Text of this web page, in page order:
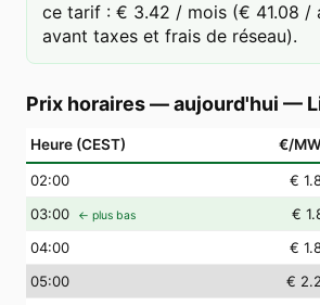
ce tarif : € 3.42 / mois (€ 41.08 /
avant taxes et frais de réseau).
Prix horaires — aujourd'hui —
Heure (CEST) €/
02:00 €
03:00 ← plus bas €
04:00 €
05:00 €